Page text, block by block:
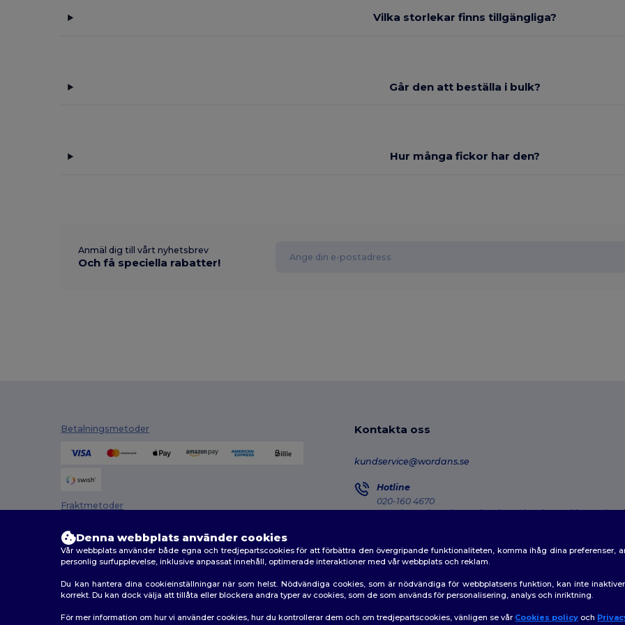
Vilka storlekar finns tillgängliga?
Går den att beställa i bulk?
Hur många fickor har den?
Anmäl dig till vårt nyhetsbrev
Och få speciella rabatter!
Betalningsmetoder
Fraktmetoder
Kontakta oss
kundservice@wordans.se
Hotline
020-160 4670
Monday - Thursday : 10h-13h & 14h-17h30 Friday : 10h-
2026. Alla rättigheter förbehållna
Denna webbplats använder cookies
Vår webbplats använder både egna och tredjepartscookies för att förbättra den övergripande funktionaliteten, komma ihåg dina preferenser,
personlig surfupplevelse, inklusive anpassat innehåll, optimerade interaktioner med vår webbplats och reklam.
Du kan hantera dina cookieinställningar när som helst. Nödvändiga cookies, som är nödvändiga för webbplatsens funktion, kan inte
korrekt. Du kan dock välja att tillåta eller blockera andra typer av cookies, som de som används för personalisering, analys och inriktning.
För mer information om hur vi använder cookies, hur du kontrollerar dem och om tredjepartscookies, vänligen se vår Cookies policy och
👋